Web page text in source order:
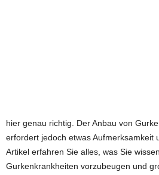
hier genau richtig. Der Anbau von
erfordert jedoch etwas Aufmerksamkeit
Artikel erfahren Sie alles, was Sie
Gurkenkrankheiten vorzubeugen und